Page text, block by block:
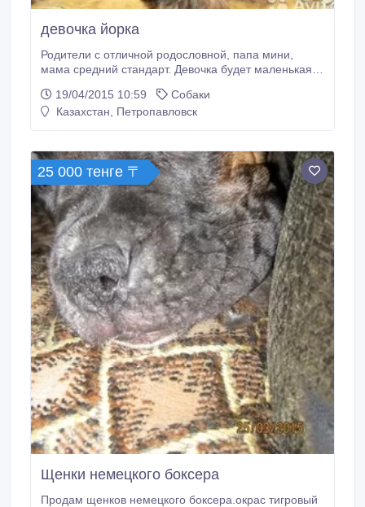
девочка йорка
Родители с отличной родословной, папа мини,
мама средний стандарт. Девочка будет маленькая.
находится в омске. Доставка. Есть на продажу
замечательный мальчишка мини..
19/04/2015 10:59
Собаки
Казахстан, Петропавловск
25 000 тенге 〒
Щенки немецкого боксера
Продам щенков немецкого боксера.окрас тигровый